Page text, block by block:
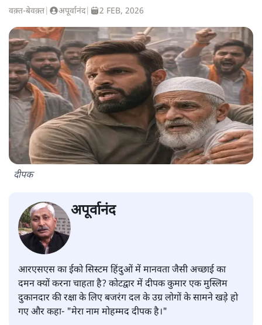
वक़्त-बेवक़्त अपूर्वानंद| 2 FEB, 2026
दीपक
अपूर्वानंद
आरएसएस का ईको सिस्टम हिंदुओं में मानवता जैसी अच्छाई का
दमन क्यों करना चाहता है? कोटद्वार में दीपक कुमार एक मुस्लिम
दुकानदार की रक्षा के लिए बजरंग दल के उग्र लोगों के सामने खड़े हो
गए और कहा- "मेरा नाम मोहम्मद दीपक है।"